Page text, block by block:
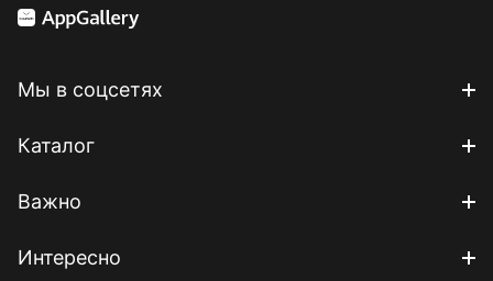
Мы в соцсетях
Каталог
Важно
Интересно